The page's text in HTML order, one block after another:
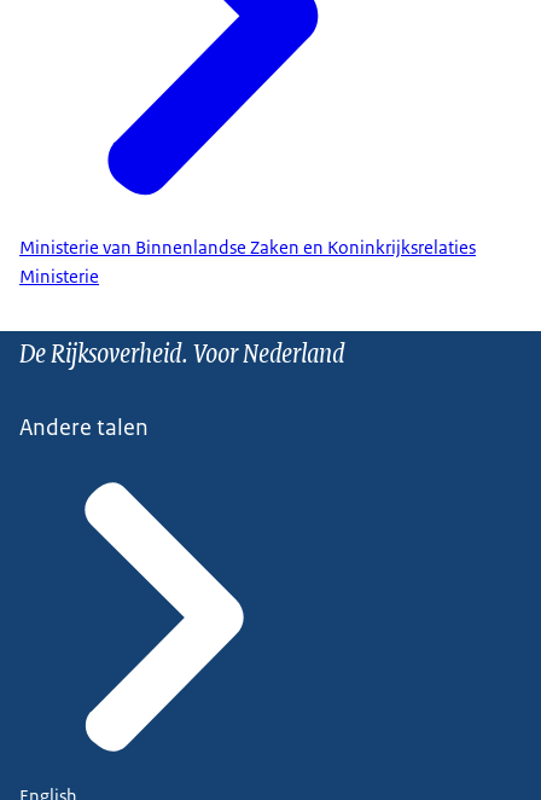
Ministerie van Binnenlandse Zaken en Koninkrijksrelaties
Ministerie
De Rijksoverheid. Voor Nederland
Andere talen